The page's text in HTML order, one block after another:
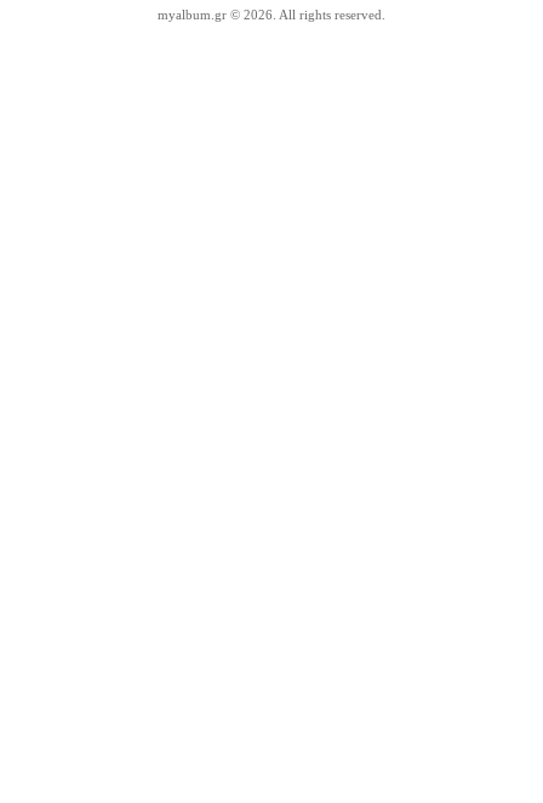
myalbum.gr © 2026. All rights reserved.